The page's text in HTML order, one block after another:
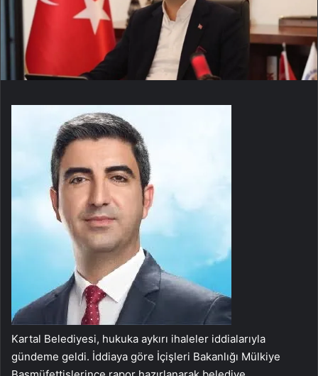
Kartal Belediyesi, hukuka aykırı ihaleler iddialarıyla
gündeme geldi. İddiaya göre İçişleri Bakanlığı Mülkiye